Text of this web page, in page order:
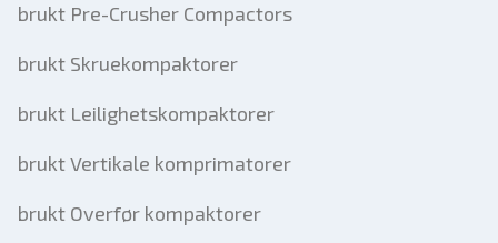
brukt Pre-Crusher Compactors
brukt Skruekompaktorer
brukt Leilighetskompaktorer
brukt Vertikale komprimatorer
brukt Overfør kompaktorer